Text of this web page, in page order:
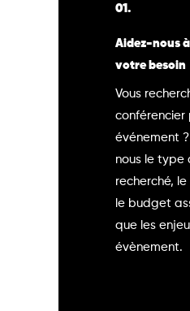
01.
Aidez-nous
votre besoin
Vous
conférencier
événement
nous le type
recherché,
le budget
que les
évènement.